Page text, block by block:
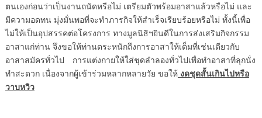
ตนเองก่อนว่าเป็นงานถนัดหรือไม่ เตรียมตัวพร้อมอาสาแล้วหรือไม่ และ
มีความอดทน มุ่งมั่นพอที่จะทำภารกิจให้สำเร็จเรียบร้อยหรือไม่ ทั้งนี้เพื่อ
ไม่ให้เป็นอุปสรรคต่อโครงการ ทางมูลนิธิฯยินดีในการส่งเสริมกิจกรรม
อาสาแก่ท่าน จึงขอให้ท่านตระหนักถึงการอาสาให้เต็มที่เช่นเดียวกับ
อาสาสมัครทั่วไป การแต่งกายให้ใส่ชุดลำลองทั่วไปเพื่อทำอาสาที่ลุกนั่ง
ทำสะดวก เนื่องจากผู้เข้าร่วมหลากหลายวัย ขอให้งดชุดสั้นเกินไปหรือ
วาบหวิว